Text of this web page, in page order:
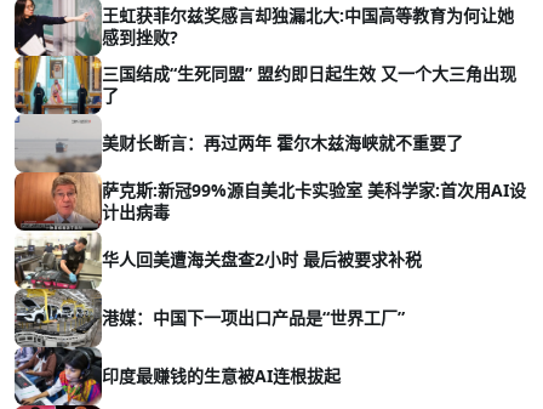
王虹获菲尔兹奖感言却独漏北大:中国高等教育为何让她
感到挫败?
三国结成“生死同盟” 盟约即日起生效 又一个大三角出现
了
美财长断言：再过两年 霍尔木兹海峡就不重要了
萨克斯:新冠99%源自美北卡实验室 美科学家:首次用AI设
计出病毒
华人回美遭海关盘查2小时 最后被要求补税
港媒：中国下一项出口产品是“世界工厂”
印度最赚钱的生意被AI连根拔起